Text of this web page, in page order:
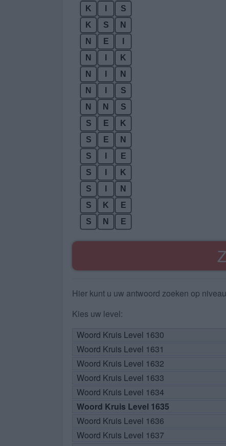
K
S
K
S
N
N
E
N
K
N
N
N
S
N
N
S
S
E
K
S
E
N
S
E
S
K
S
N
S
K
E
S
N E
Hier kunt u uw antwoord zoeken op
Kies uw level:
Woord Kruis Level 1630
Woord Kruis Level 1631
Woord Kruis Level 1632
Woord Kruis Level 1633
Woord Kruis Level 1634
Woord Kruis Level 1635
Woord Kruis Level 1636
Woord Kruis Level 1637